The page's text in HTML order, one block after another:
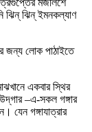
মজলিশে
ঝিন্‌ ঝিন্‌ ইমনকল্যাণ
জন্য লোক পাঠাইতে
একবার স্থির
–এ-সকল গঙ্গার
যেন গঙ্গাযাত্রার